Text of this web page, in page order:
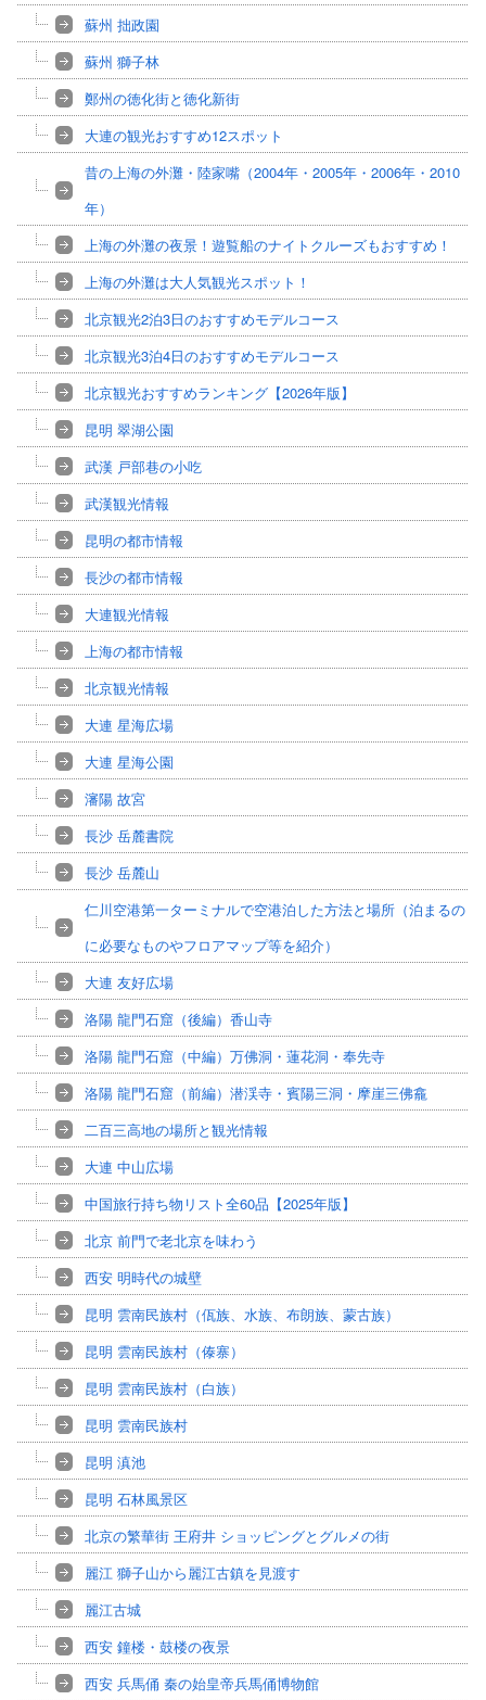
蘇州 拙政園
蘇州 獅子林
鄭州の徳化街と徳化新街
大連の観光おすすめ12スポット
昔の上海の外灘・陸家嘴（2004年・2005年・2006年・2010
年）
上海の外灘の夜景！遊覧船のナイトクルーズもおすすめ！
上海の外灘は大人気観光スポット！
北京観光2泊3日のおすすめモデルコース
北京観光3泊4日のおすすめモデルコース
北京観光おすすめランキング【2026年版】
昆明 翠湖公園
武漢 戸部巷の小吃
武漢観光情報
昆明の都市情報
長沙の都市情報
大連観光情報
上海の都市情報
北京観光情報
大連 星海広場
大連 星海公園
瀋陽 故宮
長沙 岳麓書院
長沙 岳麓山
仁川空港第一ターミナルで空港泊した方法と場所（泊まるの
に必要なものやフロアマップ等を紹介）
大連 友好広場
洛陽 龍門石窟（後編）香山寺
洛陽 龍門石窟（中編）万佛洞・蓮花洞・奉先寺
洛陽 龍門石窟（前編）潜渓寺・賓陽三洞・摩崖三佛龕
二百三高地の場所と観光情報
大連 中山広場
中国旅行持ち物リスト全60品【2025年版】
北京 前門で老北京を味わう
西安 明時代の城壁
昆明 雲南民族村（佤族、水族、布朗族、蒙古族）
昆明 雲南民族村（傣寨）
昆明 雲南民族村（白族）
昆明 雲南民族村
昆明 滇池
昆明 石林風景区
北京の繁華街 王府井 ショッピングとグルメの街
麗江 獅子山から麗江古鎮を見渡す
麗江古城
西安 鐘楼・鼓楼の夜景
西安 兵馬俑 秦の始皇帝兵馬俑博物館